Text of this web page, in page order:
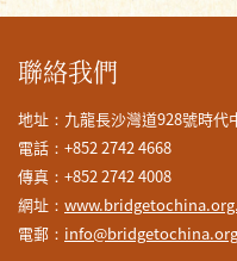
聯絡我們
地址：九龍長沙灣道928號時代
電話：+852 2742 4668
傳真：+852 2742 4008
網址：
電郵：